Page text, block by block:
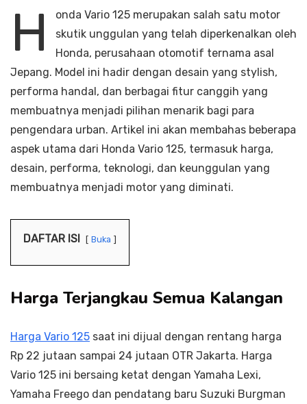
H
onda Vario 125 merupakan salah satu motor
skutik unggulan yang telah diperkenalkan oleh
Honda, perusahaan otomotif ternama asal
Jepang. Model ini hadir dengan desain yang stylish,
performa handal, dan berbagai fitur canggih yang
membuatnya menjadi pilihan menarik bagi para
pengendara urban. Artikel ini akan membahas beberapa
aspek utama dari Honda Vario 125, termasuk harga,
desain, performa, teknologi, dan keunggulan yang
membuatnya menjadi motor yang diminati.
DAFTAR ISI Buka
Harga Terjangkau Semua Kalangan
Harga Vario 125 saat ini dijual dengan rentang harga
Rp 22 jutaan sampai 24 jutaan OTR Jakarta. Harga
Vario 125 ini bersaing ketat dengan Yamaha Lexi,
Yamaha Freego dan pendatang baru Suzuki Burgman